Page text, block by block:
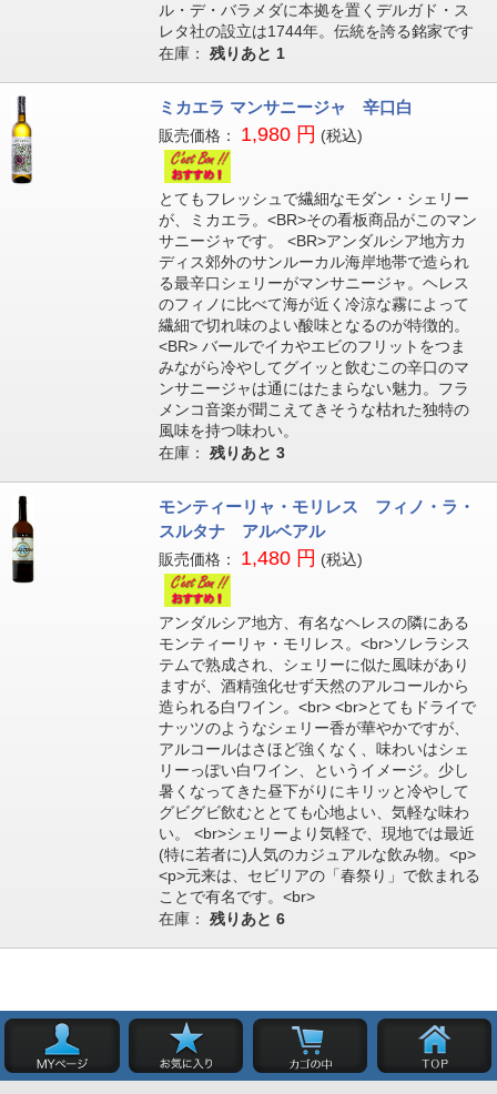
ル・デ・バラメダに本拠を置くデルガド・ス
レタ社の設立は1744年。伝統を誇る銘家です
在庫： 残りあと 1
ミカエラ マンサニージャ 辛口白
販売価格： 1,980 円 (税込)
とてもフレッシュで繊細なモダン・シェリー
が、ミカエラ。<BR>その看板商品がこのマン
サニージャです。 <BR>アンダルシア地方カ
ディス郊外のサンルーカル海岸地帯で造られ
る最辛口シェリーがマンサニージャ。ヘレス
のフィノに比べて海が近く冷涼な霧によって
繊細で切れ味のよい酸味となるのが特徴的。
<BR> バールでイカやエビのフリットをつま
みながら冷やしてグイッと飲むこの辛口のマ
ンサニージャは通にはたまらない魅力。フラ
メンコ音楽が聞こえてきそうな枯れた独特の
風味を持つ味わい。
在庫： 残りあと 3
モンティーリャ・モリレス フィノ・ラ・
スルタナ アルベアル
販売価格： 1,480 円 (税込)
アンダルシア地方、有名なヘレスの隣にある
モンティーリャ・モリレス。<br>ソレラシス
テムで熟成され、シェリーに似た風味があり
ますが、酒精強化せず天然のアルコールから
造られる白ワイン。<br> <br>とてもドライで
ナッツのようなシェリー香が華やかですが、
アルコールはさほど強くなく、味わいはシェ
リーっぽい白ワイン、というイメージ。少し
暑くなってきた昼下がりにキリッと冷やして
グビグビ飲むととても心地よい、気軽な味わ
い。 <br>シェリーより気軽で、現地では最近
(特に若者に)人気のカジュアルな飲み物。<p>
<p>元来は、セビリアの「春祭り」で飲まれる
ことで有名です。<br>
在庫： 残りあと 6